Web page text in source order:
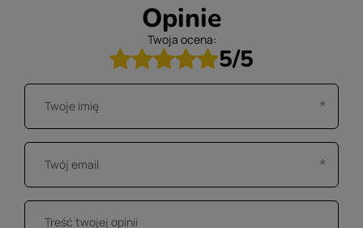
Opinie
Twoja ocena:
5/5